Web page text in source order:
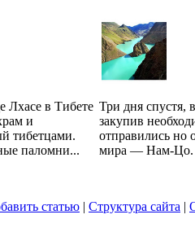
Лхасе в Тибете
и
тибетцами.
паломни...
Три дня спустя,
закупив
отправились но
мира — Нам-Цо.
статью | Структура сайта |